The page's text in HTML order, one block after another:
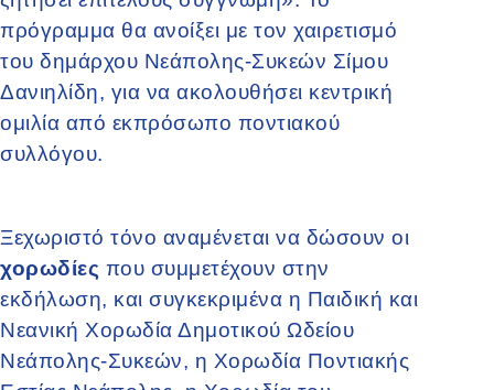
πρόγραμμα θα ανοίξει με τον χαιρετισμό
του δημάρχου Νεάπολης-Συκεών Σίμου
Δανιηλίδη, για να ακολουθήσει κεντρική
ομιλία από εκπρόσωπο ποντιακού
συλλόγου.
Ξεχωριστό τόνο αναμένεται να δώσουν οι
χορωδίες που συμμετέχουν στην
εκδήλωση, και συγκεκριμένα η Παιδική και
Νεανική Χορωδία Δημοτικού Ωδείου
Νεάπολης-Συκεών, η Χορωδία Ποντιακής